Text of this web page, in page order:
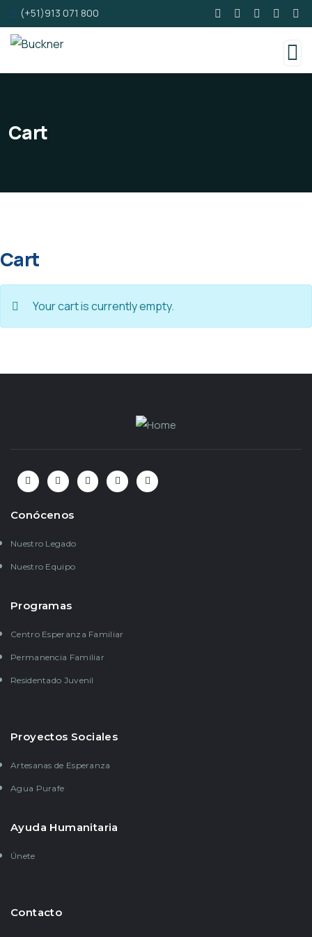
(+51)913 071 800
Cart
Cart
Your cart is currently empty.
Conócenos
Nuestro Legado
Nuestro Equipo
Programas
Centro Esperanza Familiar
Permanencia Familiar
Residentado Juvenil
Proyectos Sociales
Artesanas de Esperanza
Agua Purafe
Ayuda Humanitaria
Únete
Contacto